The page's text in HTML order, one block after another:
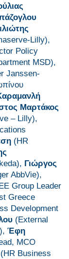
Lilly),
Policy
MSD),
Janssen-
Μαρτάκος
– Lilly),
(HR
Γιώργος
AbbVie),
Group Leader
Greece
Development
(External
Έφη
MCO
(HR Business